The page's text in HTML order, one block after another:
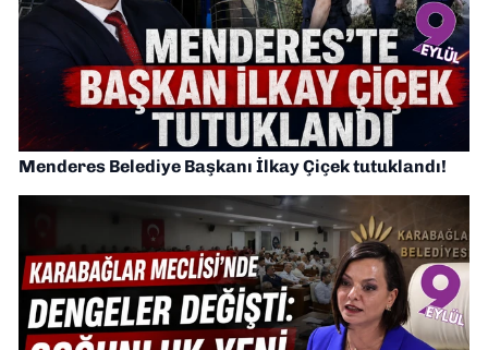
Menderes Belediye Başkanı İlkay Çiçek tutuklandı!